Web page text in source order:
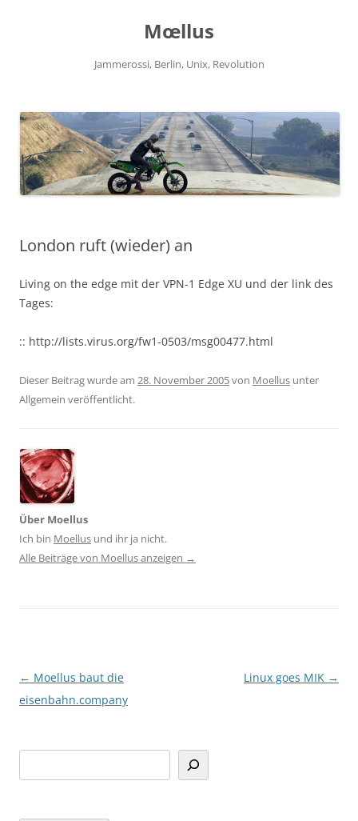
Mœllus
Jammerossi, Berlin, Unix, Revolution
London ruft (wieder) an
Living on the edge mit der VPN-1 Edge XU und der link des
Tages:
:: http://lists.virus.org/fw1-0503/msg00477.html
Dieser Beitrag wurde am 28. November 2005von Moellus unter
Allgemein veröffentlicht.
Über Moellus
Ich bin Moellus und ihr ja nicht.
Alle Beiträge von Moellus anzeigen →
Beitragsnavigation
← Moellus baut die
eisenbahn.company
Linux goes MIK →